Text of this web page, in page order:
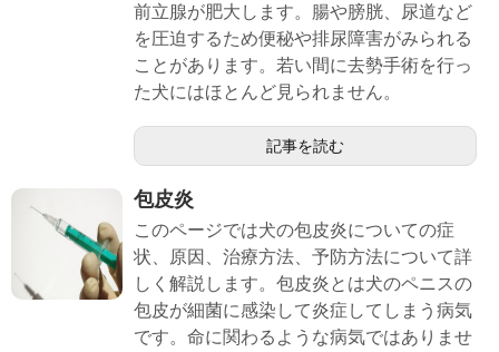
前立腺が肥大します。腸や膀胱、尿道など
を圧迫するため便秘や排尿障害がみられる
ことがあります。若い間に去勢手術を行っ
た犬にはほとんど見られません。
記事を読む
包皮炎
このページでは犬の包皮炎についての症
状、原因、治療方法、予防方法について詳
しく解説します。包皮炎とは犬のペニスの
包皮が細菌に感染して炎症してしまう病気
です。命に関わるような病気ではありませ